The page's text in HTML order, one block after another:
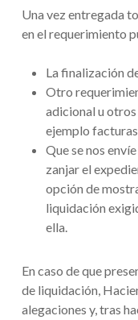
Una vez entregada
en el requerimiento
La finalización
Otro
adicional u
ejemplo
Que se nos
zanjar el
opción de
liquidación
ella.
En caso de que
de liquidación,
alegaciones y, tras